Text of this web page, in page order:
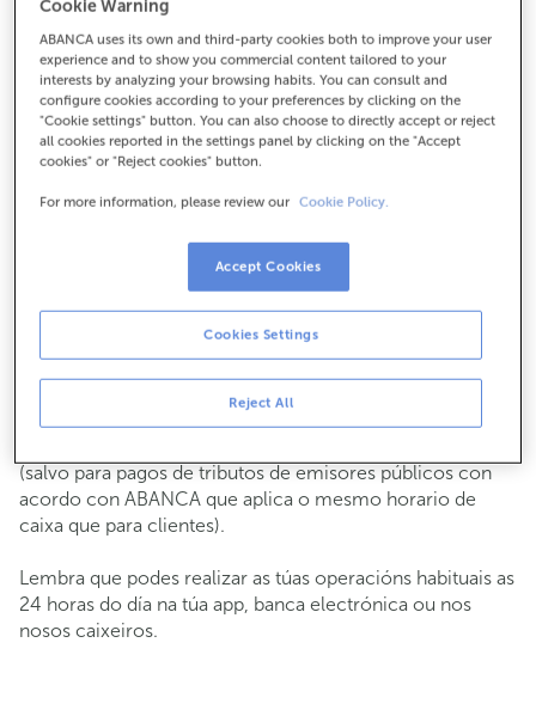
988284031
Como chegar
Consulta todos os horarios
Xestións comerciais
8:15 a 14:00.
cita previae atenderémoste o día e hora que
escollas
Clientes: de luns a venres de 8:15 a 11:00
martes e
(salvo para pagos de tributos de emisores públicos con
acordo con ABANCA que aplica o mesmo horario de
caixa que para clientes).
Lembra que podes realizar as túas operacións habituais as
24 horas do día na túa app, banca electrónica ou nos
nosos caixeiros.
Cookie Warning
ABANCA uses its own and third-party cookies both to improve your user
experience and to show you commercial content tailored to your
interests by analyzing your browsing habits. You can consult and
configure cookies according to your preferences by clicking on the
"Cookie settings" button. You can also choose to directly accept or reject
all cookies reported in the settings panel by clicking on the "Accept
cookies" or "Reject cookies" button.
For more information, please review our Cookie Policy.
Reject All
Cookies Settings
Accept Cookies